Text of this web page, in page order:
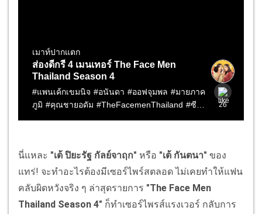
นี่แหละ "เต้ ปิยะรัฐ กัลย์จาฤก" หรือ "เต้ กันตนา" ของ
แทร่! จะทำอะไรต้องมีเซอร์ไพร์สตลอด ไม่เคยทำให้แฟน
คลับผิดหวังจริง ๆ ล่าสุดรายการ "The Face Men
Thailand Season 4" ก็ทำเซอร์ไพรส์แรงเวอร์ กลับการ